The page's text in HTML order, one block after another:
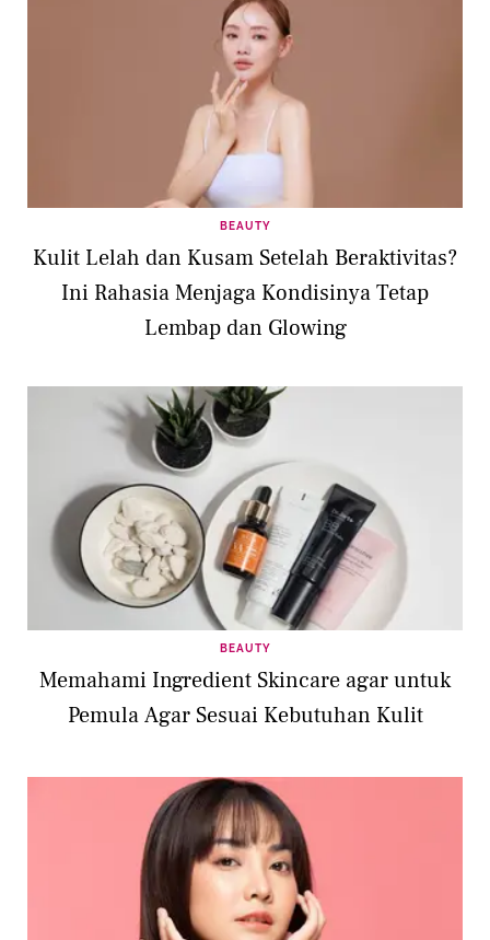
BEAUTY
Kulit Lelah dan Kusam Setelah Beraktivitas?
Ini Rahasia Menjaga Kondisinya Tetap
Lembap dan Glowing
BEAUTY
Memahami Ingredient Skincare agar untuk
Pemula Agar Sesuai Kebutuhan Kulit